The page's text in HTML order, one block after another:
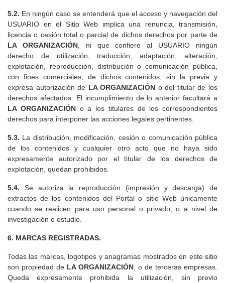
5.2. En ningún caso se entenderá que el acceso y navegación del
USUARIO en el Sitio Web implica una renuncia, transmisión,
licencia o cesión total o parcial de dichos derechos por parte de
LA ORGANIZACIÓN, ni que confiere al USUARIO ningún
derecho de utilización, traducción, adaptación, alteración,
explotación, reproducción, distribución o comunicación pública,
con fines comerciales, de dichos contenidos, sin la previa y
expresa autorización de LA ORGANIZACIÓN o del titular de los
derechos afectados. El incumplimiento de lo anterior facultará a
LA ORGANIZACIÓNo a los titulares de los correspondientes
derechos para interponer las acciones legales pertinentes.
5.3. La distribución, modificación, cesión o comunicación pública
de los contenidos y cualquier otro acto que no haya sido
expresamente autorizado por el titular de los derechos de
explotación, quedan prohibidos.
5.4. Se autoriza la reproducción (impresión y descarga) de
extractos de los contenidos del Portal o sitio Web únicamente
cuando se realicen para uso personal o privado, o a nivel de
investigación o estudio.
6. MARCAS REGISTRADAS.
Todas las marcas, logotipos y anagramas mostrados en este sitio
son propiedad de LA ORGANIZACIÓN, o de terceras empresas.
Queda expresamente prohibida la utilización, sin previo